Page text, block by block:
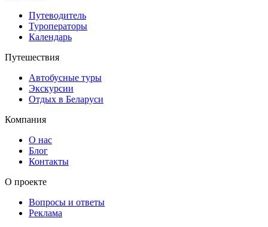
Путеводитель
Туроператоры
Календарь
Путешествия
Автобусные туры
Экскурсии
Отдых в Беларуси
Компания
О нас
Блог
Контакты
О проекте
Вопросы и ответы
Реклама